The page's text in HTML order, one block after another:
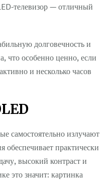
телевизор — отличный
долговечность и
что особенно ценно, если
и несколько часов
самостоятельно излучают
обеспечивает практически
высокий контраст и
это значит: картинка